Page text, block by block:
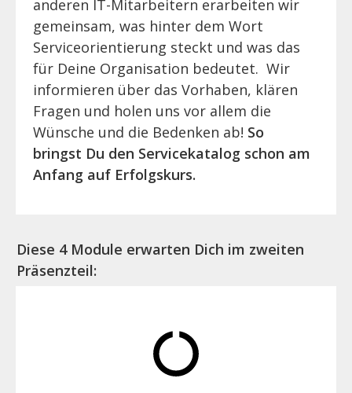
anderen IT-Mitarbeitern erarbeiten wir
gemeinsam, was hinter dem Wort
Serviceorientierung steckt und was das
für Deine Organisation bedeutet. Wir
informieren über das Vorhaben, klären
Fragen und holen uns vor allem die
Wünsche und die Bedenken ab! So
bringst Du den Servicekatalog schon am
Anfang auf Erfolgskurs.
Diese 4 Module erwarten Dich im zweiten
Präsenzteil: